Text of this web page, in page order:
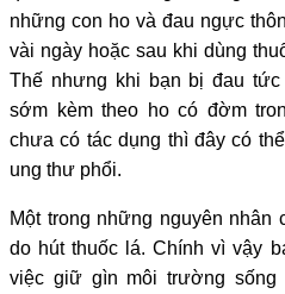
những con ho và đau ngực
vài ngày hoặc sau khi dùng
Thế nhưng khi bạn bị đau
sớm kèm theo ho có đờm
chưa có tác dụng thì đây có
ung thư phổi.
Một trong những nguyên
do hút thuốc lá. Chính vì vậy
việc giữ gìn môi trường sống